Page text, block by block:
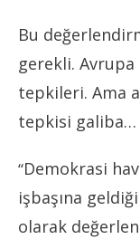
Bu
gerekli. Avrupa
tepkileri. Ama
tepkisi galiba…
“Demokrasi
işbaşına
olarak